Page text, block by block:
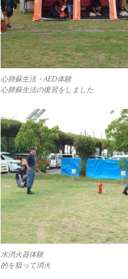
心肺蘇生法・AED体験
心肺蘇生法の復習をしました
水消火器体験
的を狙って消火